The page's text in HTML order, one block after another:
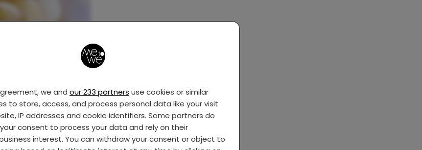
we and our 233 partners use cookies or similar
to store, access, and process personal data like your visit
IP addresses and cookie identifiers. Some partners do
consent to process your data and rely on their
interest. You can withdraw your consent or object to